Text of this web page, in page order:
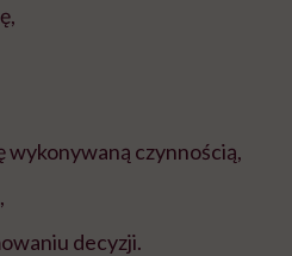
wykonywaną czynnością,
decyzji.